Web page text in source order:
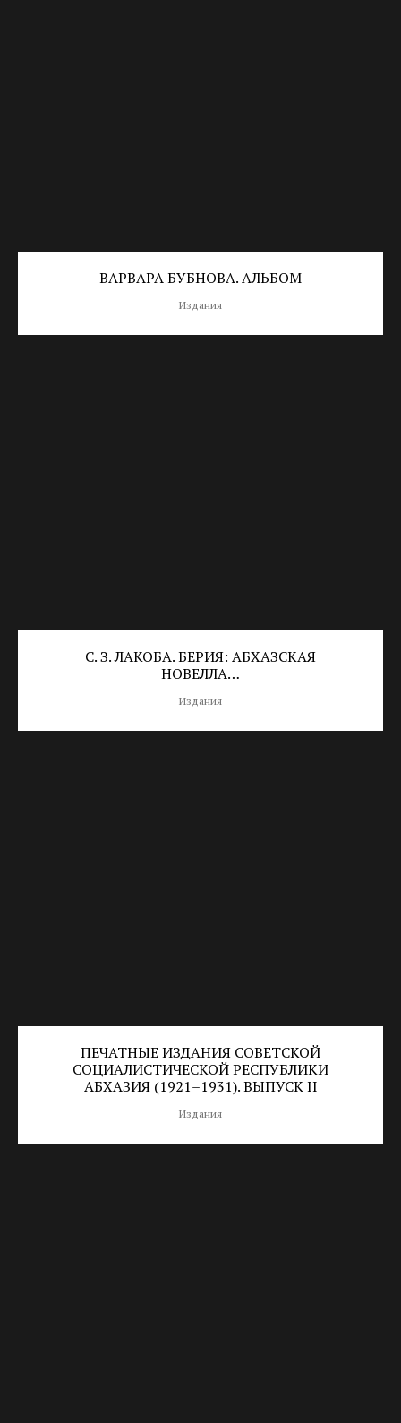
ВАРВАРА БУБНОВА. АЛЬБОМ
Издания
С. З. ЛАКОБА. БЕРИЯ: АБХАЗСКАЯ
НОВЕЛЛА…
Издания
ПЕЧАТНЫЕ ИЗДАНИЯ CОВЕТСКОЙ
СОЦИАЛИСТИЧЕСКОЙ РЕСПУБЛИКИ
АБХАЗИЯ (1921–1931). ВЫПУСК II
Издания